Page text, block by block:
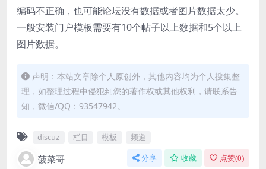
编码不正确，也可能论坛没有数据或者图片数据太少。
一般安装门户模板需要有10个帖子以上数据和5个以上
图片数据。
声明：本站文章除个人原创外，其他内容均为个人搜集整
理，如整理过程中侵犯到您的著作权或其他权利，请联系告
知，微信/QQ：93547942。
discuz 栏目 模板 频道
菠菜哥 分享 收藏 点赞(0)